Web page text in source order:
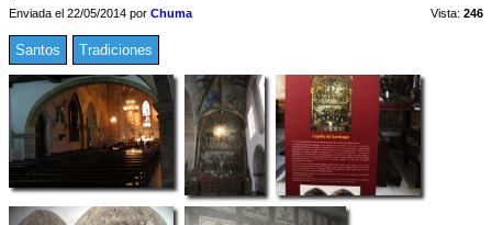
Enviada el 22/05/2014 por Chuma Vista: 246
Santos Tradiciones